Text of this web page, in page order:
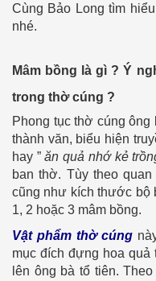
Cùng Bảo Long tìm
nhé.
Mâm bồng là gì ? Ý
trong thờ cúng ?
Phong tục thờ cúng
thành văn, biểu hiện
hay ”ăn quả nhớ kẻ
ban thờ. Tùy theo
cũng như kích thước bộ
1, 2 hoặc 3 mâm bồng.
Vật phẩm thờ cúng
mục đích đựng hoa
lên ông bà tổ tiên.